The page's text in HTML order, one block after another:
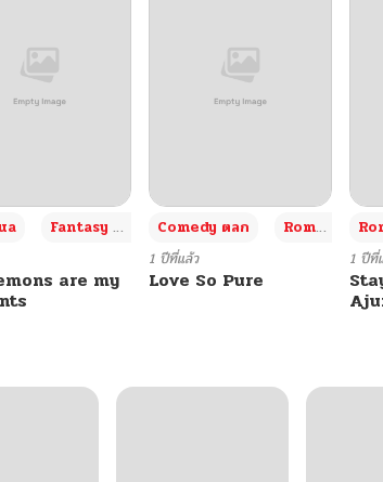
Fantasy แฟนตาซี +3
are my
Comedy ตลก
Romance โรแมนซ์
1 ปีที่แล้ว
Love So Pure
1 ปีที่